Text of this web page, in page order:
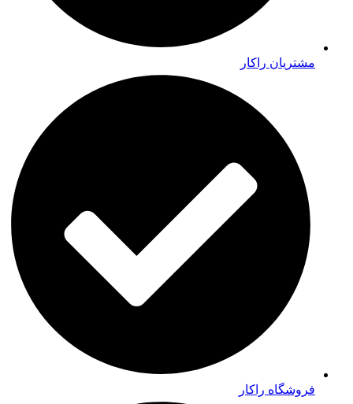
مشتریان راکار
فروشگاه راکار